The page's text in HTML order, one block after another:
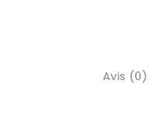
Avis (0)